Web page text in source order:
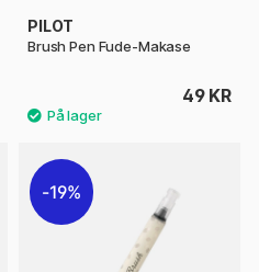
PILOT
Brush Pen Fude-Makase
49 KR
19%